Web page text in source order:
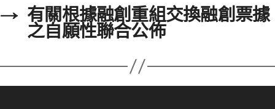
→ 有關根據融創重組交換融創票據
之自願性聯合公佈